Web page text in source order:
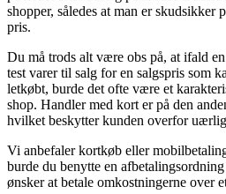
shopper, således at man er skudsikker
pris.
Du må trods alt være obs på, at ifald
test varer til salg for en salgspris som
letkøbt, burde det ofte være et
shop. Handler med kort er på den
hvilket beskytter kunden overfor
Vi anbefaler kortkøb eller
burde du benytte en
ønsker at betale omkostningerne over